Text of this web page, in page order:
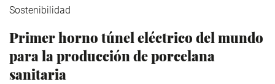
Sostenibilidad
Primer horno túnel eléctrico del mundo
para la producción de porcelana
sanitaria